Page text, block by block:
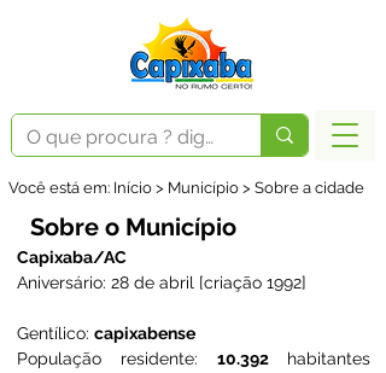
Você está em: Início > Município > Sobre a cidade
Sobre o Município
Capixaba/AC
Aniversário: 28 de abril [criação 1992]
Gentílico: capixabense
População residente: 10.392 habitantes